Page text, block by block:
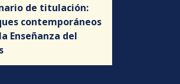
de titulación:
contemporáneos
Enseñanza del